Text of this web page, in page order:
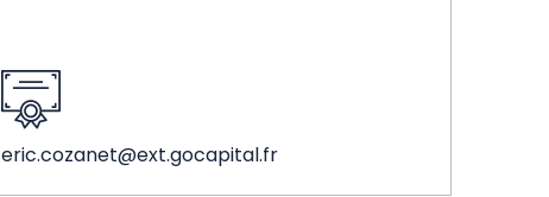
eric.cozanet@ext.gocapital.fr